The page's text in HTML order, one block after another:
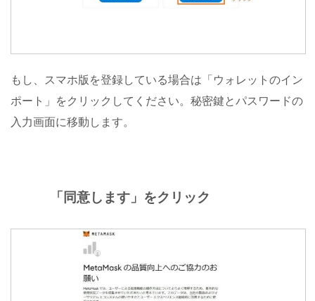
もし、スマホ版を登録している場合は「ウォレットのイン
ポート」をクリックしてください。秘密鍵とパスワードの
入力画面に移動します。
「同意します」をクリック